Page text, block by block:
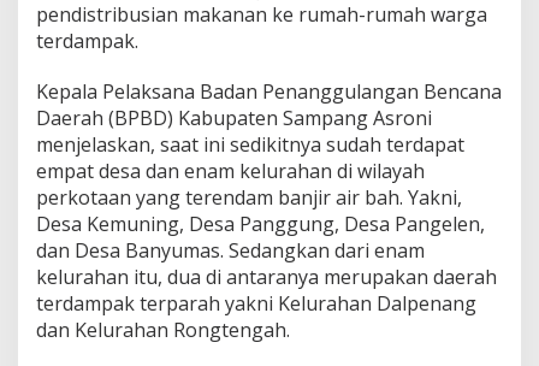
pendistribusian makanan ke rumah-rumah warga
terdampak.
Kepala Pelaksana Badan Penanggulangan Bencana
Daerah (BPBD) Kabupaten Sampang Asroni
menjelaskan, saat ini sedikitnya sudah terdapat
empat desa dan enam kelurahan di wilayah
perkotaan yang terendam banjir air bah. Yakni,
Desa Kemuning, Desa Panggung, Desa Pangelen,
dan Desa Banyumas. Sedangkan dari enam
kelurahan itu, dua di antaranya merupakan daerah
terdampak terparah yakni Kelurahan Dalpenang
dan Kelurahan Rongtengah.